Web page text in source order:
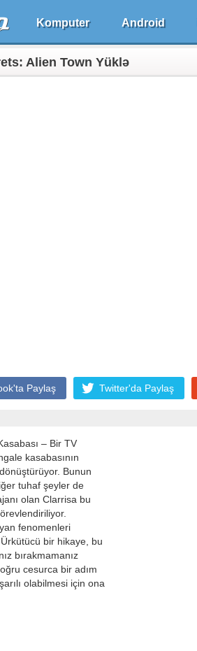
Komputer Android
Alien Town Yüklə
Paylaş Twitter'da Paylaş
– Bir TV
kasabasının
Bunun
tuhaf şeyler de
olan Clarrisa bu
fenomenleri
bir hikaye, bu
bırakmamanız
cesurca bir adım
olabilmesi için ona